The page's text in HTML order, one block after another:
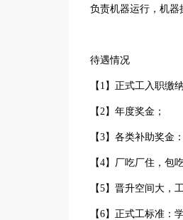
负责机器运行，机器
待遇情况
【1】正式工入职缴
【2】年度奖金；
【3】各类补助奖金
【4】厂吃厂住，包
【5】晋升空间大，
【6】正式工标准：